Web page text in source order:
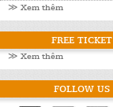
≫ Xem thêm
FREE TICKET
≫ Xem thêm
FOLLOW US